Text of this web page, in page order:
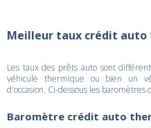
Meilleur taux crédit auto
Les taux des prêts auto sont
véhicule thermique ou bien un
d'occasion. Ci-dessous les
Baromètre crédit auto